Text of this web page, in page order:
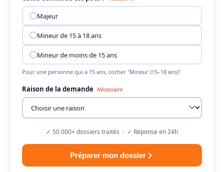
Majeur
Mineur de 15 à 18 ans
Mineur de moins de 15 ans
Pour une personne qui a 15 ans, cocher "Mineur (15–18 ans)"
Raison de la demande Nécessaire
✓ 50 000+ dossiers traités · ✓ Réponse en 24h
Préparer mon dossier